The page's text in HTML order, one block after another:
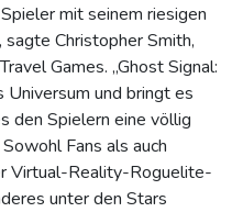
mit seinem riesigen
sagte Christopher Smith,
Games. „Ghost Signal:
und bringt es
den Spielern eine völlig
Fans als auch
Virtual-Reality-Roguelite-
unter den Stars